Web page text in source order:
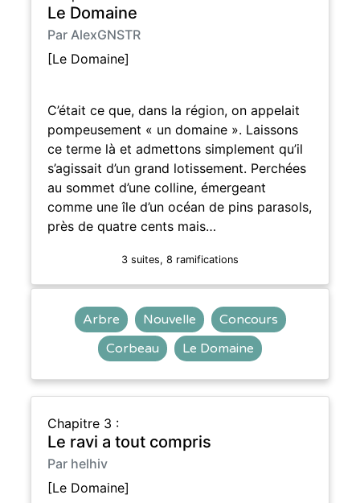
Le Domaine
Par AlexGNSTR
[Le Domaine]
C’était ce que, dans la région, on appelait
pompeusement « un domaine ». Laissons
ce terme là et admettons simplement qu’il
s’agissait d’un grand lotissement. Perchées
au sommet d’une colline, émergeant
comme une île d’un océan de pins parasols,
près de quatre cents mais…
3 suites, 8 ramifications
Arbre Nouvelle
Concours
Corbeau
Le Domaine
Chapitre 3 :
Le ravi a tout compris
Par helhiv
[Le Domaine]